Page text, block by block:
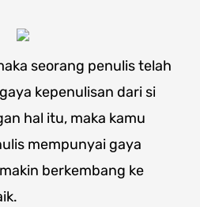
seorang penulis telah
kepenulisan dari si
hal itu, maka kamu
mempunyai gaya
berkembang ke